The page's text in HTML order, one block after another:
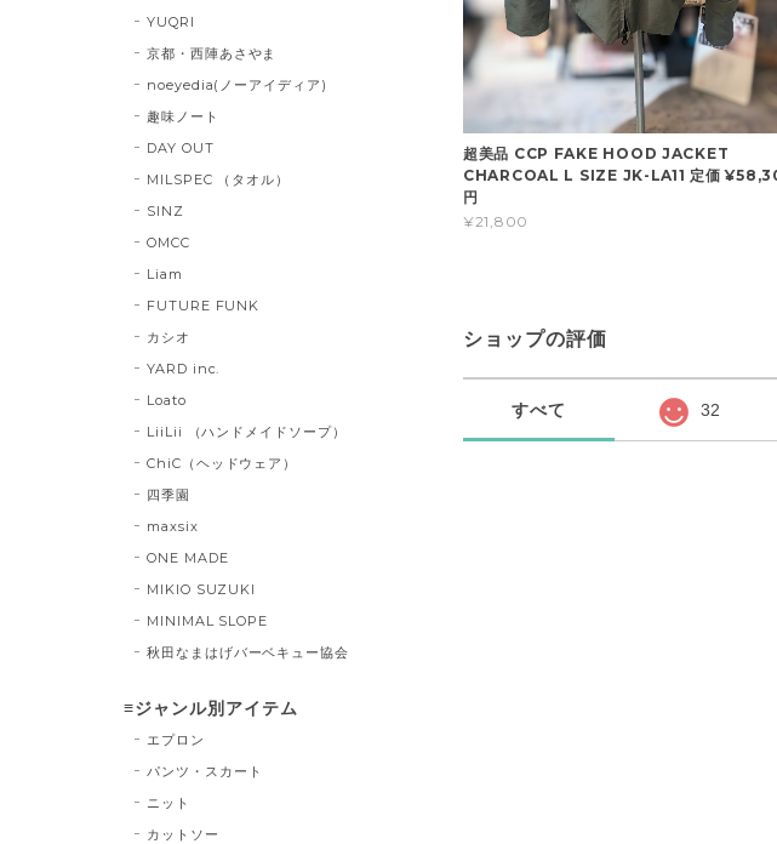
超美品 CCP FAKE HOOD JACKET
CHARCOAL L SIZE JK-LA11 定価
円
¥21,800
ショップの評価
すべて 32
YUQRI
京都・西陣あさやま
noeyedia(ノーアイディア)
趣味ノート
DAY OUT
MILSPEC （タオル）
SINZ
OMCC
Liam
FUTURE FUNK
カシオ
YARD inc.
Loato
LiiLii （ハンドメイドソープ）
ChiC（ヘッドウェア）
四季園
maxsix
ONE MADE
MIKIO SUZUKI
MINIMAL SLOPE
秋田なまはげバーベキュー協会
≡ジャンル別アイテム
エプロン
パンツ・スカート
ニット
カットソー